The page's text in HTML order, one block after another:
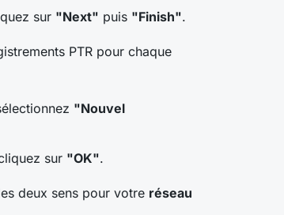
sur "Next" puis "Finish".
PTR pour chaque
"Nouvel
sur "OK".
deux sens pour votre réseau